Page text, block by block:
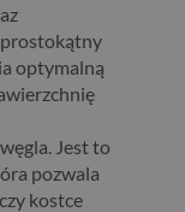
optymalną
Jest to
pozwala
kostce